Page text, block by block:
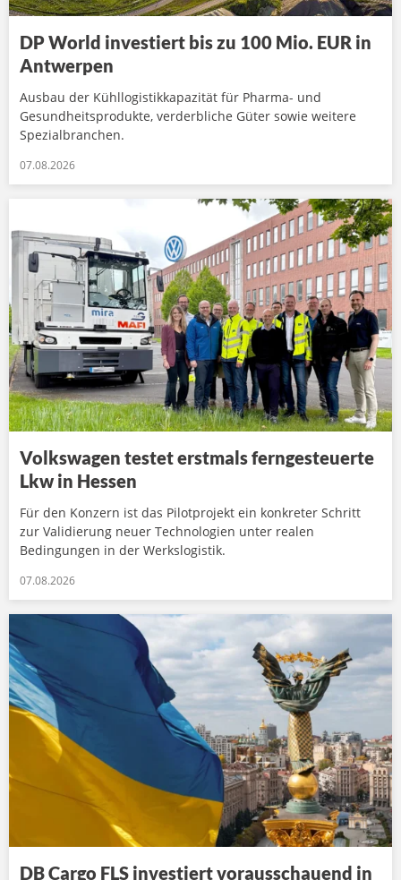
DP World investiert bis zu 100 Mio. EUR in
Antwerpen
Ausbau der Kühllogistikkapazität für Pharma- und
Gesundheitsprodukte, verderbliche Güter sowie weitere
Spezialbranchen.
07.08.2026
Volkswagen testet erstmals ferngesteuerte
Lkw in Hessen
Für den Konzern ist das Pilotprojekt ein konkreter Schritt
zur Validierung neuer Technologien unter realen
Bedingungen in der Werkslogistik.
07.08.2026
DB Cargo FLS investiert vorausschauend in